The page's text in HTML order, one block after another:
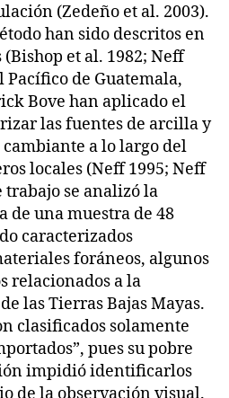
(Zedeño et al. 2003).
han sido descritos en
et al. 1982; Neff
Pacífico de Guatemala,
Bove han aplicado el
las fuentes de arcilla y
a lo largo del
locales (Neff 1995; Neff
trabajo se analizó la
de una muestra de 48
caracterizados
foráneos, algunos
relacionados a la
las Tierras Bajas Mayas.
clasificados solamente
pues su pobre
impidió identificarlos
de la observación visual.